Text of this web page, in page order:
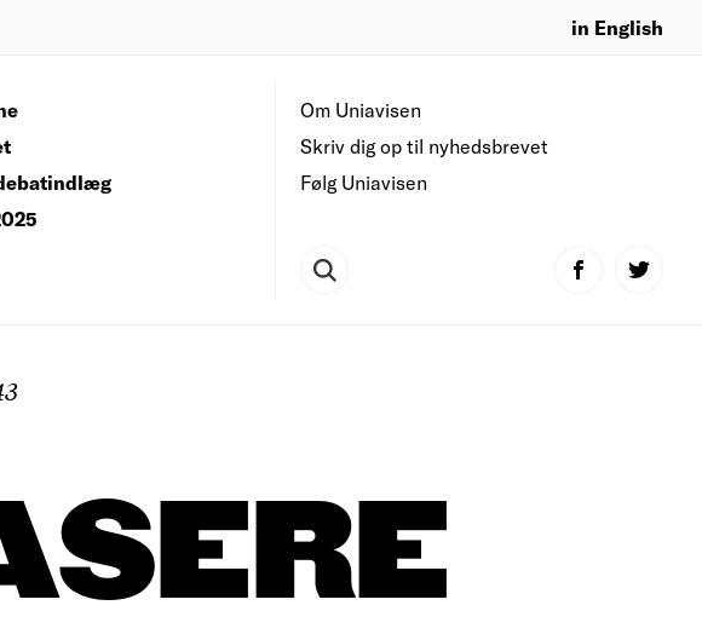
in English
Om Uniavisen
Skriv dig op til nyhedsbrevet
Følg Uniavisen